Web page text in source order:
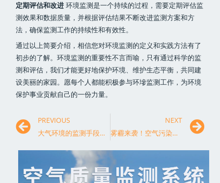
定期评估和改进 环境监测是一个持续的过程，需要定期评估监
测效果和数据质量，并根据评估结果不断改进监测方案和方
法，确保监测工作的持续性和有效性。
通过以上简要介绍，相信您对环境监测的定义和实践方法有了
初步的了解。环境监测的重要性不言而喻，只有通过科学的监
测和评估，我们才能更好地保护环境、维护生态平衡，共同建
设美丽的家园。愿每个人都能积极参与环墋监测工作，为环境
保护事业贡献自己的一份力量。
PREVIOUS
大气环境的监测手段都有哪些？
NEXT
雾霾来袭！空气污染监测结果令人担忧